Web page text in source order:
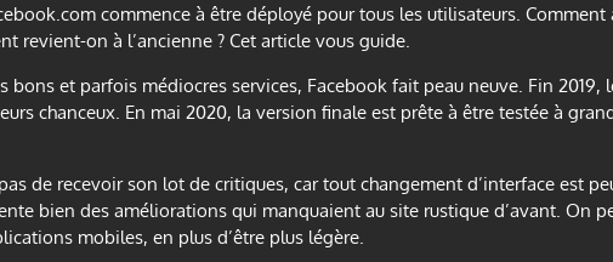
commence à être déployé pour tous les utilisateurs.
revient-on à l’ancienne ? Cet article vous guide.
bons et parfois médiocres services, Facebook fait peau neuve. Fin
chanceux. En mai 2020, la version finale est prête à être testée à
de recevoir son lot de critiques, car tout changement d’interface est
bien des améliorations qui manquaient au site rustique d’avant. On
mobiles, en plus d’être plus légère.